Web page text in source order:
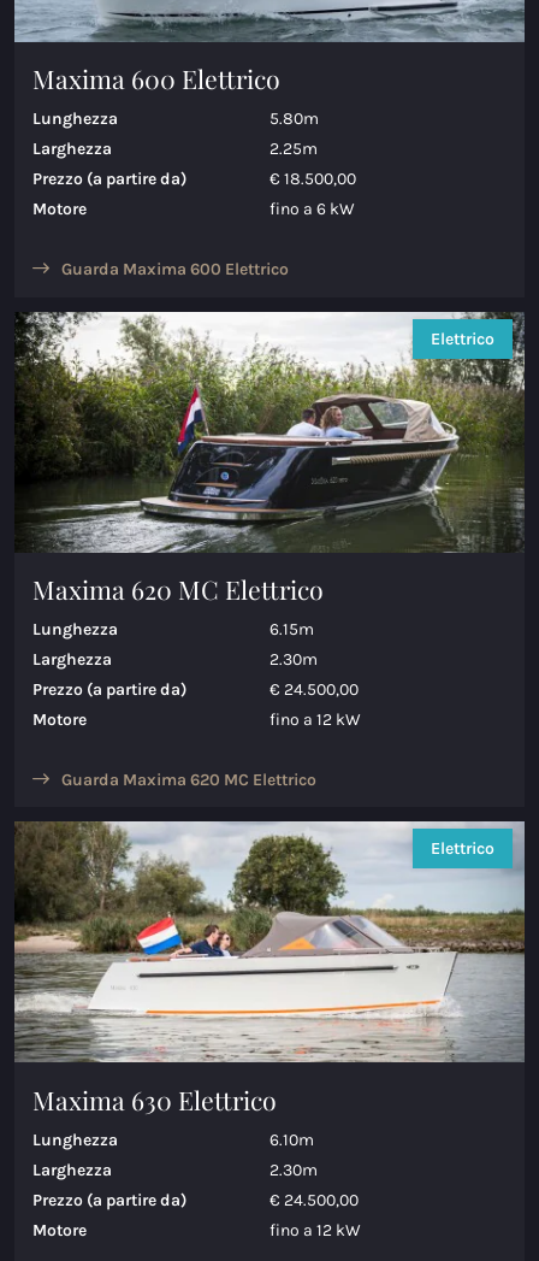
Tutti Elettrico modelli
Maxima 600 Elettrico
Lunghezza
5.80m
Larghezza
2.25m
Prezzo (a partire da)
€ 18.500,00
Motore
fino a 6 kW
Guarda Maxima 600 Elettrico
Maxima 620 MC Elettrico
Lunghezza
6.15m
Larghezza
2.30m
Prezzo (a partire da)
€ 24.500,00
Motore
fino a 12 kW
Guarda Maxima 620 MC Elettrico
Elettrico
Maxima 630 Elettrico
Lunghezza
6.10m
Larghezza
2.30m
Prezzo (a partire da)
€ 24.500,00
Motore
fino a 12 kW
Elettrico